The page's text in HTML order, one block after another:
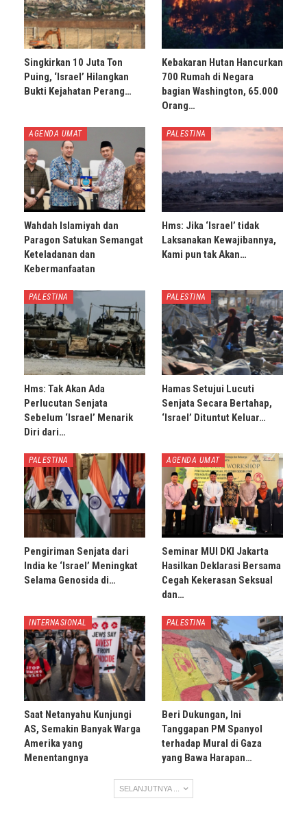
Singkirkan 10 Juta Ton
Puing, ‘Israel’ Hilangkan
Bukti Kejahatan Perang…
Kebakaran Hutan Hancurkan
700 Rumah di Negara
bagian Washington, 65.000
Orang…
AGENDA UMAT
Wahdah Islamiyah dan
Paragon Satukan Semangat
Keteladanan dan
Kebermanfaatan
PALESTINA
Hms: Jika ‘Israel’ tidak
Laksanakan Kewajibannya,
Kami pun tak Akan…
PALESTINA
Hms: Tak Akan Ada
Perlucutan Senjata
Sebelum ‘Israel’ Menarik
Diri dari…
PALESTINA
Hamas Setujui Lucuti
Senjata Secara Bertahap,
‘Israel’ Dituntut Keluar…
PALESTINA
Pengiriman Senjata dari
India ke ‘Israel’ Meningkat
Selama Genosida di…
AGENDA UMAT
Seminar MUI DKI Jakarta
Hasilkan Deklarasi Bersama
Cegah Kekerasan Seksual
dan…
INTERNASIONAL
Saat Netanyahu Kunjungi
AS, Semakin Banyak Warga
Amerika yang
Menentangnya
PALESTINA
Beri Dukungan, Ini
Tanggapan PM Spanyol
terhadap Mural di Gaza
yang Bawa Harapan…
SELANJUTNYA ...